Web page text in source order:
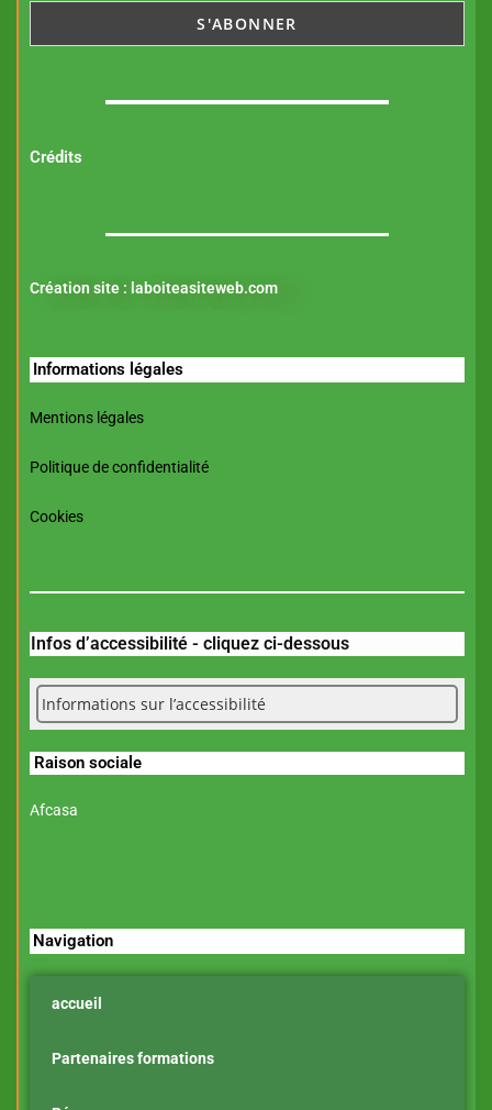
Crédits
Création site : laboiteasiteweb.com
Informations légales
Mentions légales
Politique de confidentialité
Cookies
Infos d’accessibilité - cliquez ci-dessous
Informations sur l’accessibilité
Raison sociale
Afcasa
Navigation
accueil
Partenaires formations